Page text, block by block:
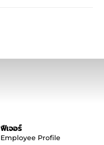
ฟีเจอร์
Employee Profile